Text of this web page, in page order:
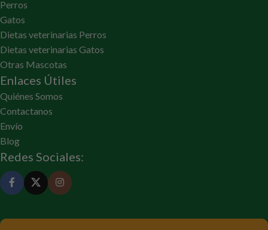
Perros
Gatos
Dietas veterinarias Perros
Dietas veterinarias Gatos
Otras Mascotas
Enlaces Útiles
Quiénes Somos
Contactanos
Envío
Blog
Redes Sociales: